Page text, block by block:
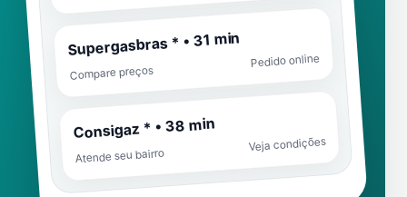
Supergasbras * • 31 min
Compare preços
Pedido online
Consigaz * • 38 min
Atende seu bairro
Veja condições